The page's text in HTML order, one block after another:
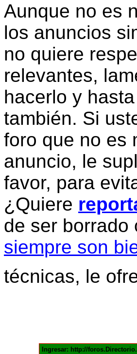
Aunque no es
los anuncios
no quiere
relevantes,
hacerlo y
también. Si
foro que no es
anuncio, le
favor, para
¿Quiere
de ser
siempre son
técnicas, le
Ingresar: http://